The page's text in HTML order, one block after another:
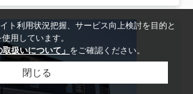
ト利用状況把握、サービス向上検討を目的と
用しています。
取扱いについて」 をご確認ください。
閉じる